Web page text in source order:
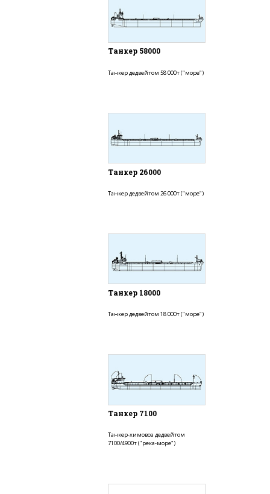
Танкер 58000
Танкер дедвейтом 58 000т ("море")
Танкер 26000
Танкер дедвейтом 26 000т ("море")
Танкер 18000
Танкер дедвейтом 18 000т ("море")
Танкер 7100
Танкер-химовоз дедвейтом
7100/4900т ("река-море")